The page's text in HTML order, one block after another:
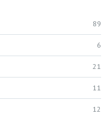
89
6
21
11
12